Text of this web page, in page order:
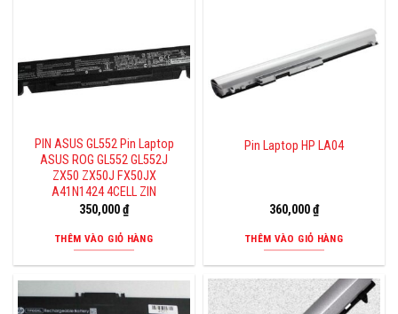
PIN ASUS GL552 Pin Laptop
ASUS ROG GL552 GL552J
ZX50 ZX50J FX50JX
A41N1424 4CELL ZIN
350,000₫
THÊM VÀO GIỎ HÀNG
Pin Laptop HP LA04
360,000₫
THÊM VÀO GIỎ HÀNG